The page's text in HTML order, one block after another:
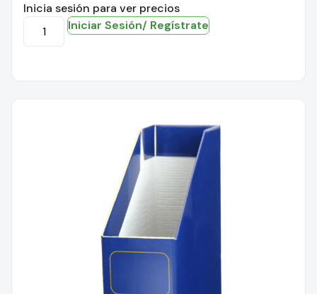
Inicia sesión para ver precios
Iniciar Sesión/ Regístrate